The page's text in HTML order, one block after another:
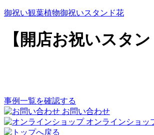
御祝い観葉植物御祝いスタンド花
【開店お祝いスタン
事例一覧を確認する
お問い合わせ
オンラインショッ